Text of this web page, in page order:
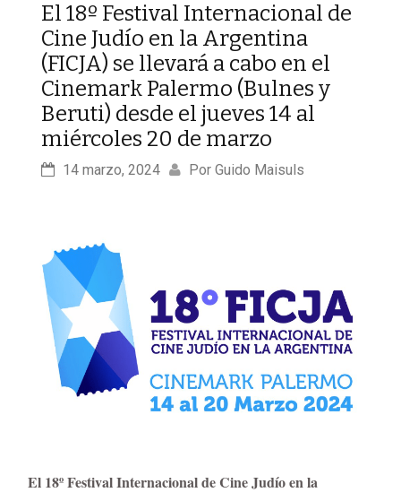
El 18º Festival Internacional de
Cine Judío en la Argentina
(FICJA) se llevará a cabo en el
Cinemark Palermo (Bulnes y
Beruti) desde el jueves 14 al
miércoles 20 de marzo
14 marzo, 2024 Por Guido Maisuls
El 18º Festival Internacional de Cine Judío en la